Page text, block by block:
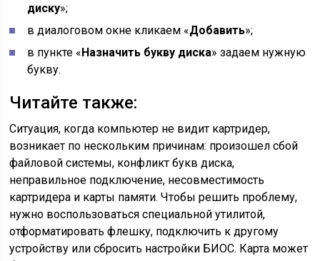
диску»;
в диалоговом окне кликаем «Добавить»;
в пункте «Назначить букву диска» задаем нужную
букву.
Читайте также:
Ситуация, когда компьютер не видит картридер,
возникает по нескольким причинам: произошел сбой
файловой системы, конфликт букв диска,
неправильное подключение, несовместимость
картридера и карты памяти. Чтобы решить проблему,
нужно воспользоваться специальной утилитой,
отформатировать флешку, подключить к другому
устройству или сбросить настройки БИОС. Карта может